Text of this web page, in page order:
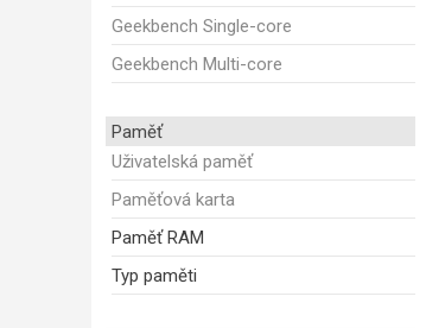
Geekbench Single-core
Geekbench Multi-core
Paměť
Uživatelská paměť
Paměťová karta
Paměť RAM
Typ paměti